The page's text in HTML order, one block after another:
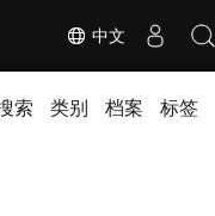
中文
索 类别 档案 标签